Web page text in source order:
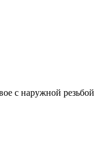
с наружной резьбой